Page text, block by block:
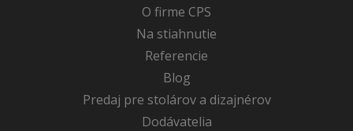
O firme CPS
Na stiahnutie
Referencie
Blog
Predaj pre stolárov a dizajnérov
Dodávatelia